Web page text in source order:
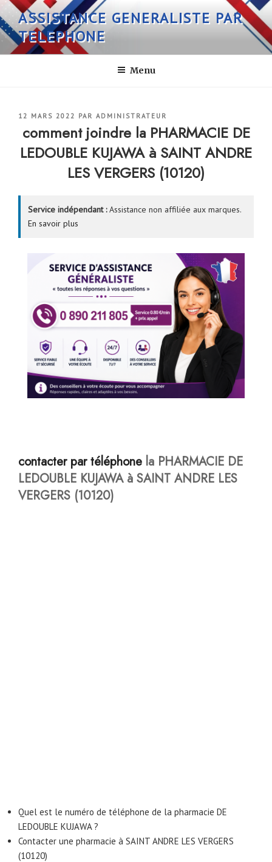
Aller
au
contenu
principal
ASSISTANCE GENERALISTE PAR
TELEPHONE
Menu
PUBLIÉ
12 MARS 2022 PAR ADMINISTRATEUR
comment joindre la PHARMACIE DE
LEDOUBLE KUJAWA à SAINT ANDRE
LES VERGERS (10120)
Service indépendant :Assistance non affiliée aux marques.
En savoir plus
contacter par téléphone la PHARMACIE DE
LEDOUBLE KUJAWA à SAINT ANDRE LES
VERGERS (10120)
Quel est le numéro de téléphone de la pharmacie DE
LEDOUBLE KUJAWA ?
Contacter une pharmacie à SAINT ANDRE LES VERGERS
(10120)